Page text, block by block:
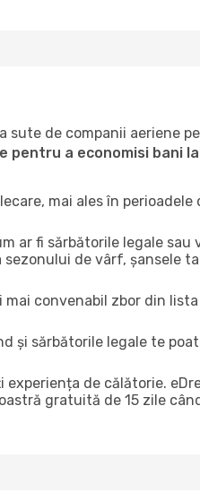
sute de companii aeriene
pentru a economisi bani
mai ales în perioadele
ar fi sărbătorile legale sau
de vârf, șansele
convenabil zbor din
și sărbătorile legale te
de călătorie.
gratuită de 15 zile